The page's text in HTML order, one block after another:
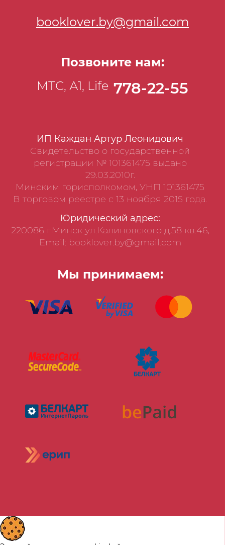
ИП Каждан Артур Леонидович
Свидетельство о государственной
регистрации № 101361475 выдано
29.03.2010г.
Минским горисполкомом, УНП 101361475
В торговом реестре с 13 ноября 2015 года.
Юридический адрес:
220086 г.Минск ул.Калиновского д.58 кв.46,
Email: booklover.by@gmail.com
Мы принимаем:
booklover.by@gmail.com
Позвоните нам:
МТС, А1, Life 778-22-55